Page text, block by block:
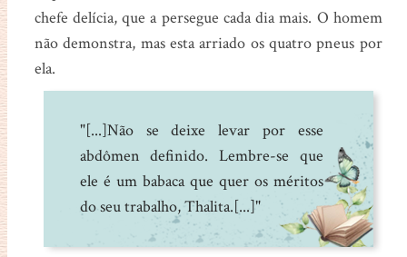
chefe delícia, que a persegue cada dia mais. O homem
não demonstra, mas esta arriado os quatro pneus por
ela.
"[...]Não se deixe levar por esse
abdômen definido. Lembre-se que
ele é um babaca que quer os méritos
do seu trabalho, Thalita.[...]"